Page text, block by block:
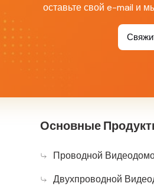
оставьте свой e-mail и
Основные
Проводной
Двухпроводной